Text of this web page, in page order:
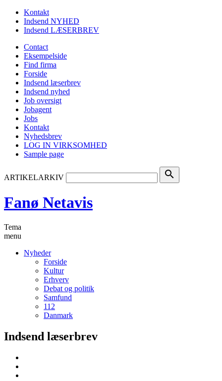
Kontakt
Indsend NYHED
Indsend LÆSERBREV
Contact
Eksempelside
Find firma
Forside
Indsend læserbrev
Indsend nyhed
Job oversigt
Jobagent
Jobs
Kontakt
Nyhedsbrev
LOG IN VIRKSOMHED
Sample page
ARTIKELARKIV search
Fanø Netavis
Tema
menu
Nyheder
Forside
Kultur
Erhverv
Debat og politik
Samfund
112
Danmark
Indsend læserbrev